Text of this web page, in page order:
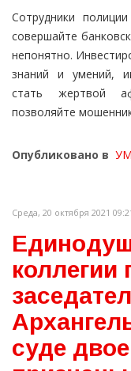
Сотрудники
совершайте
непонятно.
знаний и умений,
стать жертвой
позволяйте
Опубликовано в
Среда, 20 октября 2021
суде